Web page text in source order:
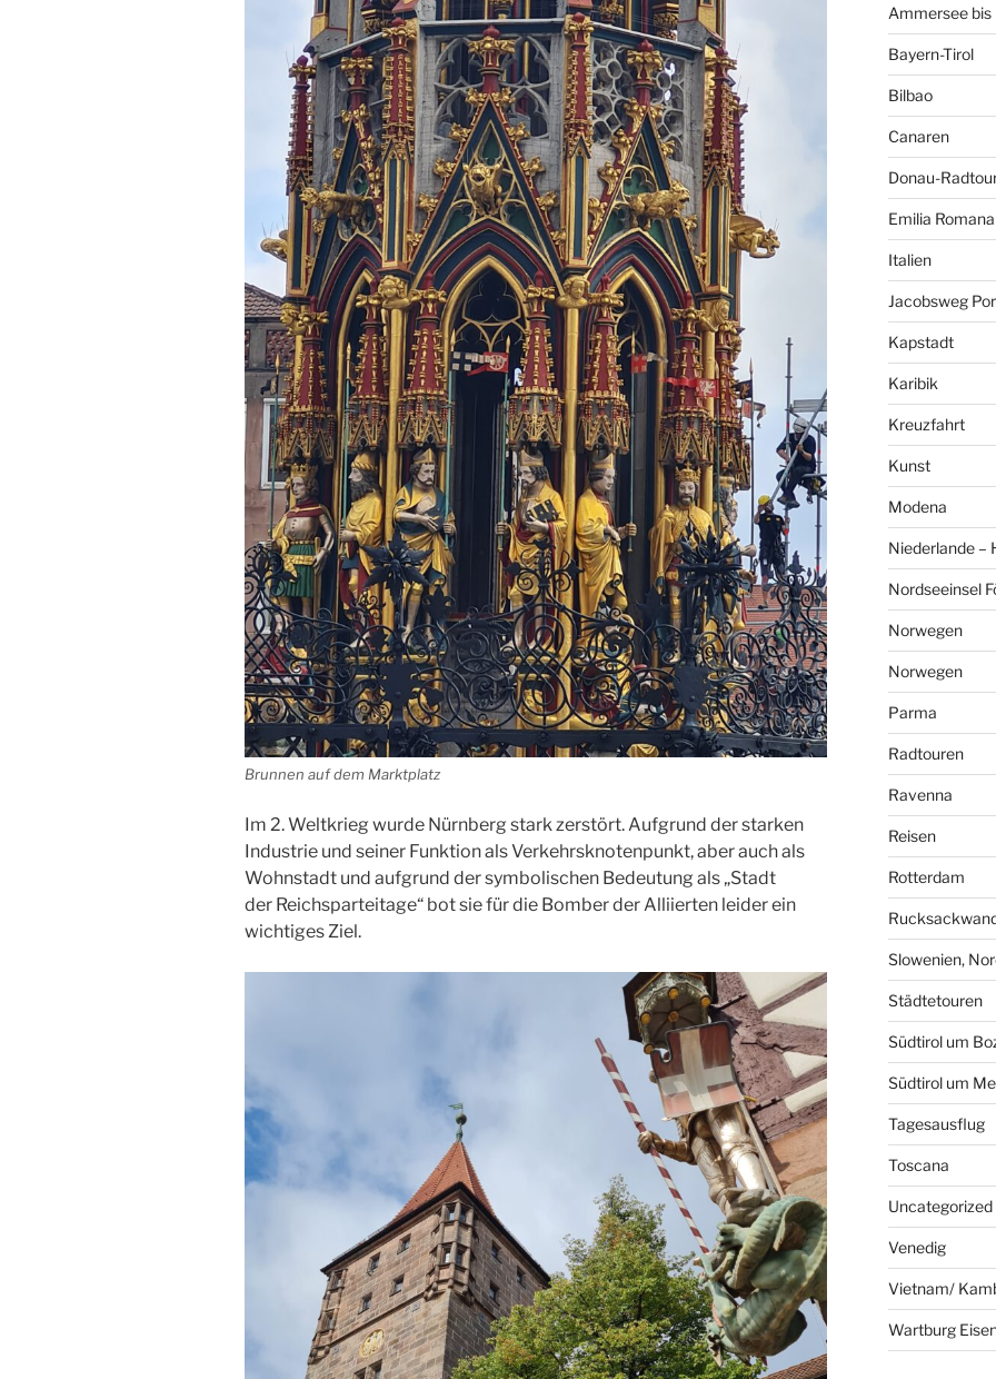
Brunnen auf dem Marktplatz
Im 2. Weltkrieg wurde Nürnberg stark zerstört. Aufgrund der starken
Industrie und seiner Funktion als Verkehrsknotenpunkt, aber auch als
Wohnstadt und aufgrund der symbolischen Bedeutung als „Stadt
der Reichsparteitage“ bot sie für die Bomber der Alliierten leider ein
wichtiges Ziel.
Ammersee bis
Bayern-Tirol
Bilbao
Canaren
Donau-
Emilia Romana
Italien
Jacobsweg
Kapstadt
Karibik
Kreuzfahrt
Kunst
Modena
Niederlande –
Nordseeinsel
Norwegen
Norwegen
Parma
Radtouren
Ravenna
Reisen
Rotterdam
Slowenien,
Städtetouren
Südtirol um
Südtirol um
Tagesausflug
Toscana
Uncategorized
Venedig
Vietnam/
Wartburg